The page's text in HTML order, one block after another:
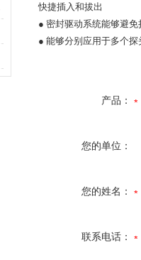
快捷插入和拔出
● 密封驱动系统能够避免
● 能够分别应用于多个探
产品：
您的单位：
您的姓名：
联系电话：